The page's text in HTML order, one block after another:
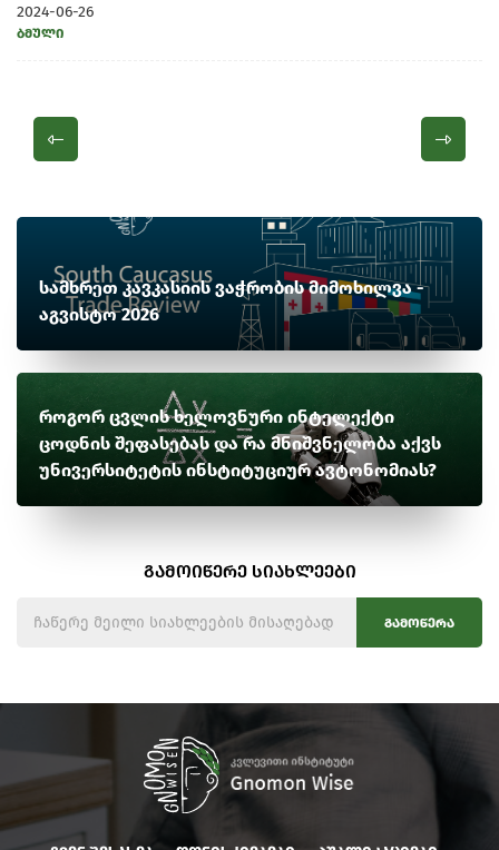
2024-06-26
ბმული
სამხრეთ კავკასიის ვაჭრობის მიმოხილვა -
აგვისტო 2026
როგორ ცვლის ხელოვნური ინტელექტი
ცოდნის შეფასებას და რა მნიშვნელობა აქვს
უნივერსიტეტის ინსტიტუციურ ავტონომიას?
გამოიწერე სიახლეები
გამოწერა